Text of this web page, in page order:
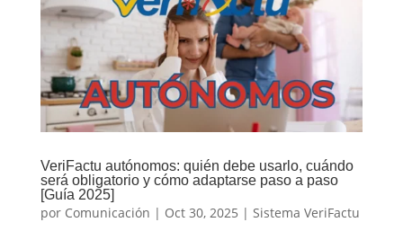
VeriFactu autónomos: quién debe usarlo, cuándo
será obligatorio y cómo adaptarse paso a paso
[Guía 2025]
por Comunicación | Oct 30, 2025 | Sistema VeriFactu